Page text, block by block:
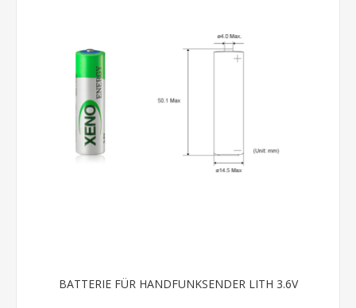
BATTERIE FÜR HANDFUNKSENDER LITH 3.6V